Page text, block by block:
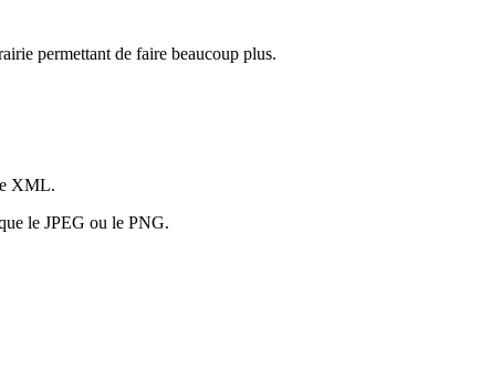
permettant de faire beaucoup plus.
XML.
le JPEG ou le PNG.